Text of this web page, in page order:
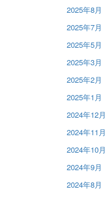
2025年8月
2025年7月
2025年5月
2025年3月
2025年2月
2025年1月
2024年12月
2024年11月
2024年10月
2024年9月
2024年8月